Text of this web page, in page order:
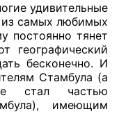
удивительные
из самых любимых
постоянно тянет
географический
бесконечно. И
Стамбула (а
стал частью
имеющим